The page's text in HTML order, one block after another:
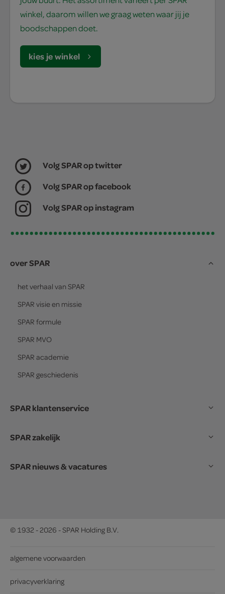
winkel, daarom willen we graag weten waar jij je
boodschappen doet.
kies je winkel
Volg SPAR op twitter
Volg SPAR op facebook
Volg SPAR op instagram
over SPAR
het verhaal van SPAR
SPAR visie en missie
SPAR formule
SPAR MVO
SPAR academie
SPAR geschiedenis
SPAR klantenservice
SPAR zakelijk
SPAR nieuws & vacatures
© 1932 - 2026 - SPAR Holding B.V.
algemene voorwaarden
privacyverklaring